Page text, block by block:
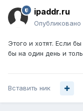
ipaddr.ru
Опубликовано
Этого и хотят. Если
бы на один день и
Вставить ник